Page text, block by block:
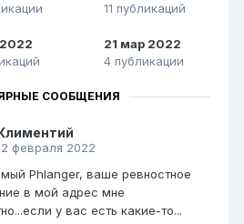
11 публикаций
21 мар 2022
4 публикации
СООБЩЕНИЯ
февраля 2022
Phlanger, ваше ревностное
в мой адрес мне
у вас есть какие-то...